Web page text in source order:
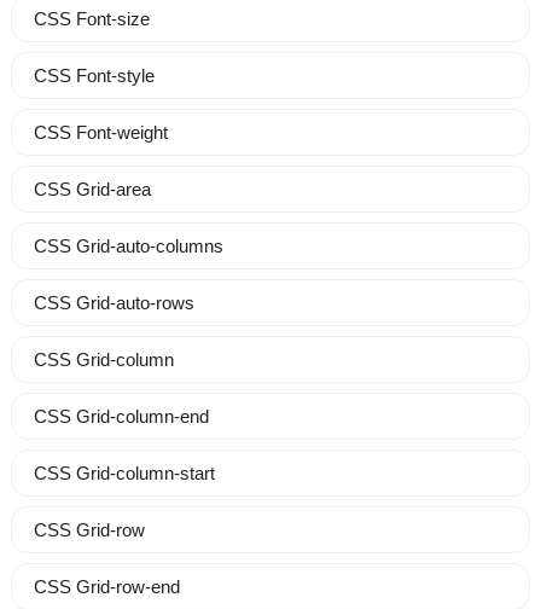
CSS Font-size
CSS Font-style
CSS Font-weight
CSS Grid-area
CSS Grid-auto-columns
CSS Grid-auto-rows
CSS Grid-column
CSS Grid-column-end
CSS Grid-column-start
CSS Grid-row
CSS Grid-row-end